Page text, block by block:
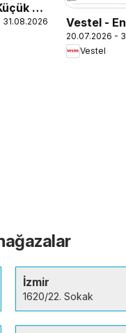
Ev
Vestel -
Sınıfı
20.07.2026 -
Vestel
İzmir
1620/22. Sokak